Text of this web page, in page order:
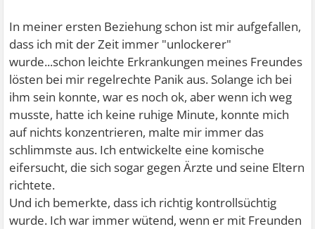
In meiner ersten Beziehung schon ist mir aufgefallen,
dass ich mit der Zeit immer "unlockerer"
wurde...schon leichte Erkrankungen meines Freundes
lösten bei mir regelrechte Panik aus. Solange ich bei
ihm sein konnte, war es noch ok, aber wenn ich weg
musste, hatte ich keine ruhige Minute, konnte mich
auf nichts konzentrieren, malte mir immer das
schlimmste aus. Ich entwickelte eine komische
eifersucht, die sich sogar gegen Ärzte und seine Eltern
richtete.
Und ich bemerkte, dass ich richtig kontrollsüchtig
wurde. Ich war immer wütend, wenn er mit Freunden